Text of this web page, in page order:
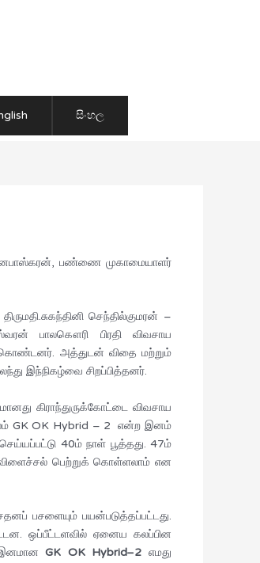
සිංහල
பண்ணை முகாமையாளர்
செந்தில்குமரன் –
பாலகௌரி பிரதி விவசாய
கொண்டனர். அத்துடன் விதை மற்றும்
இந்நிகழ்வை சிறப்பித்தனர்.
கிராந்துருக்கோட்டை விவசாய
GK OK Hybrid – 2 என்ற இனம்
40ம் நாள் பூத்தது. 47ம்
விளைச்சல் பெற்றுக் கொள்ளலாம் என
பசளையும் பயன்படுத்தப்பட்டது.
ஒப்பீட்டளவில் ஏனைய கலப்பின
இனமானGK OK Hybrid–2எமது